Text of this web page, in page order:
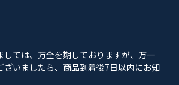
しては、万全を期しておりますが、万一
ざいましたら、商品到着後7日以内にお知